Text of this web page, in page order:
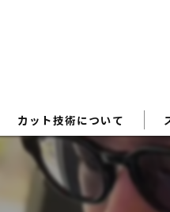
カット技術について